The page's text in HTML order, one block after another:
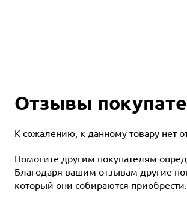
Отзывы
К сожалению, к данному товару нет
Помогите другим покупателям
Благодаря вашим отзывам другие
который они собираются приобрести.